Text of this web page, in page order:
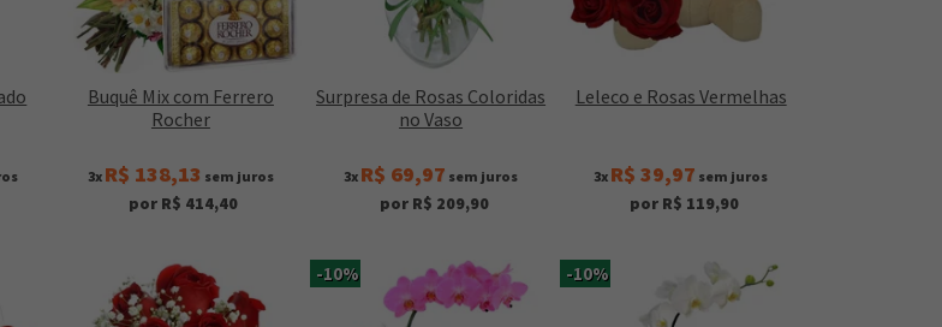
Buquê Mix com Ferrero
Rocher
3x R$ 138,13 sem juros
por R$ 414,40
Surpresa de Rosas Coloridas
no Vaso
3x R$ 69,97 sem juros
por R$ 209,90
Leleco e Rosas Vermelhas
3x R$ 39,97 sem juros
por R$ 119,90
-10% -10%